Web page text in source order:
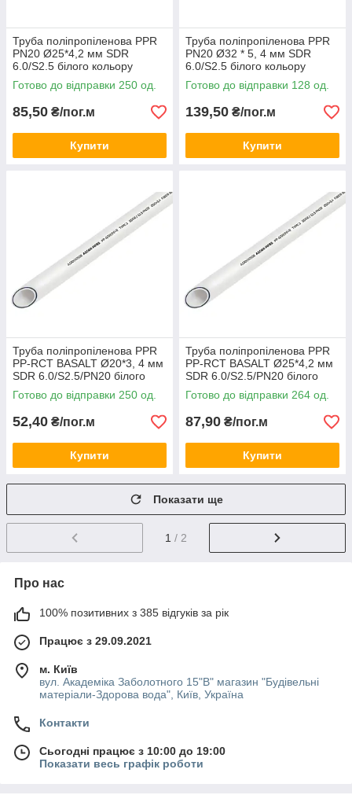
Труба поліпропіленова PPR
PN20 Ø25*4,2 мм SDR
6.0/S2.5 білого кольору
(кратно 4м.п.) Asco®
Готово до відправки 250 од.
85,50 ₴/пог.м
Купити
Труба поліпропіленова PPR
PN20 Ø32 * 5, 4 мм SDR
6.0/S2.5 білого кольору
(кратно 4м.п.) Asco®
Готово до відправки 128 од.
139,50 ₴/пог.м
Купити
Труба поліпропіленова PPR
PP-RCT BASALT Ø20*3, 4 мм
SDR 6.0/S2.5/PN20 білого
кольору (кратно 2м.п.) Asco®
Готово до відправки 250 од.
52,40 ₴/пог.м
Купити
Труба поліпропіленова PPR
PP-RCT BASALT Ø25*4,2 мм
SDR 6.0/S2.5/PN20 білого
кольору (кратно 4м.п.)Asco®
Готово до відправки 264 од.
87,90 ₴/пог.м
Купити
Показати ще
1 / 2
Про нас
100% позитивних з 385 відгуків за рік
Працює з 29.09.2021
м. Київ
вул. Академіка Заболотного 15"В" магазин "Будівельні
матеріали-Здорова вода", Київ, Україна
Контакти
Сьогодні працює з 10:00 до 19:00
Показати весь графік роботи